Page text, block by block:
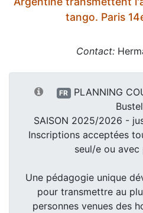
tango. Paris
Contact:
FR
PLANNING
SAISON 2025/2026 -
Inscriptions acceptées
seul/e ou avec
Une pédagogie unique
pour transmettre au
personnes venues des